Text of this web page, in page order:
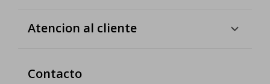
Atencion al cliente
Contacto